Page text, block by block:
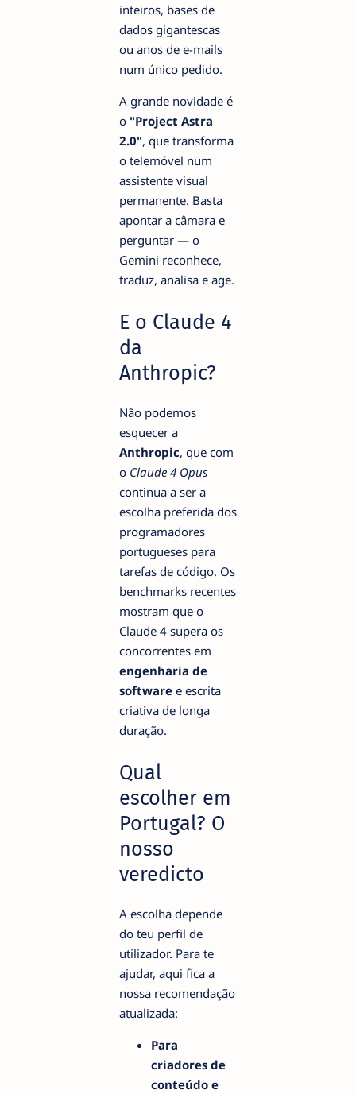
inteiros, bases de
dados gigantescas
ou anos de e-mails
num único pedido.
A grande novidade é
o "Project Astra
2.0", que transforma
o telemóvel num
assistente visual
permanente. Basta
apontar a câmara e
perguntar — o
Gemini reconhece,
traduz, analisa e age.
E o Claude 4
da
Anthropic?
Não podemos
esquecer a
Anthropic, que com
o Claude 4 Opus
continua a ser a
escolha preferida dos
programadores
portugueses para
tarefas de código. Os
benchmarks recentes
mostram que o
Claude 4 supera os
concorrentes em
engenharia de
software e escrita
criativa de longa
duração.
Qual
escolher em
Portugal? O
nosso
veredicto
A escolha depende
do teu perfil de
utilizador. Para te
ajudar, aqui fica a
nossa recomendação
atualizada:
Para
criadores de
conteúdo e